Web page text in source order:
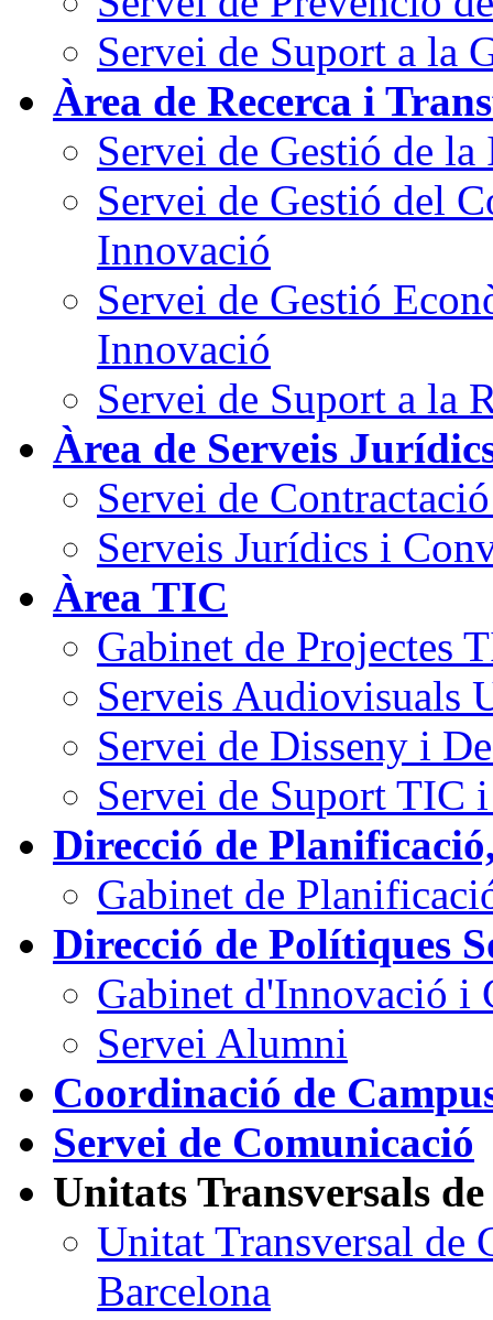
Servei de Suport a la
Àrea de Recerca i
Servei de Gestió de
Servei de Gestió del
Innovació
Servei de Gestió
Innovació
Servei de Suport a la
Àrea de Serveis
Servei de
Serveis Jurídics i
Àrea TIC
Gabinet de Projectes
Serveis Audiovisuals
Servei de Disseny i
Servei de Suport TIC
Direcció de
Gabinet de
Direcció de Polítiques
Gabinet d'Innovació i
Servei Alumni
Coordinació de
Servei de Comunicació
Unitats Transversals
Unitat Transversal de
Barcelona